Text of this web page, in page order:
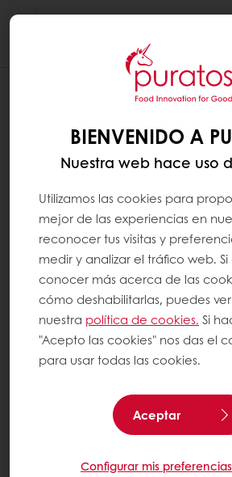
¿QUÉ SIGNIFICA LA
Fundada en Guatemala en
sin ánimo de lucro y una
agricultura sostenible.
000 paquetes de productos
más de 116 países. A partir de
certificación UTZ es el
del mundo para el cultivo
y cacao. El programa
se ocupa de las buenas
la gestión agrícola y el medio
agrícolas sostenibles en las
Los agricultores son
BIENVENIDO A
Nuestra web hace uso
Utilizamos las cookies para
mejor de las experiencias en
reconocer tus visitas y
medir y analizar el tráfico web.
conocer más acerca de las
cómo deshabilitarlas, puedes ver
nuestra política de cookies. Si
"Acepto las cookies" nos das el
para usar todas las cookies.
Aceptar
Configurar mis preferencias